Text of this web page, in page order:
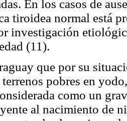
En los casos de
tiroidea normal está
investigación
(11).
que por su
terrenos pobres en
como un
al nacimiento de